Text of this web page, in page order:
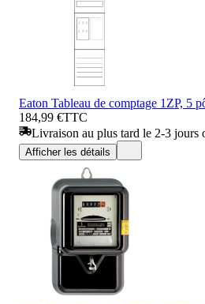
Eaton Tableau de comptage 1ZP, 5
184,99 €TTC
Livraison au plus tard le 2-3 jours
Afficher les détails